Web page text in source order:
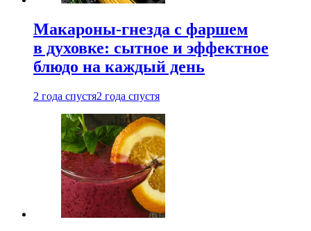
Макароны-гнезда с фаршем
в духовке: сытное и эффектное
блюдо на каждый день
2 года спустя2 года спустя